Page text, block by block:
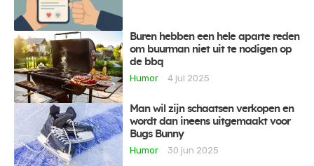
Buren hebben een hele aparte reden
om buurman niet uit te nodigen op
de bbq
Humor
4 jul 2025
Man wil zijn schaatsen verkopen en
wordt dan ineens uitgemaakt voor
Bugs Bunny
Humor
30 jun 2025